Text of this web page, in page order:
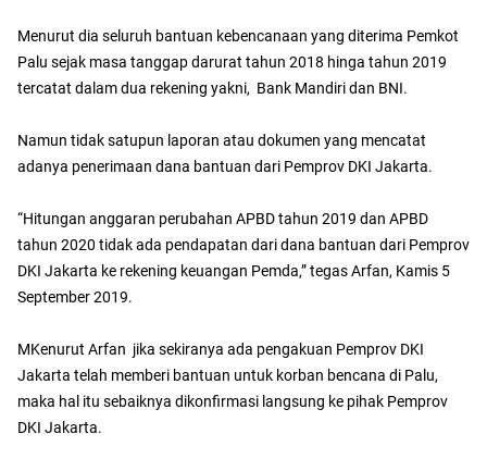
Menurut dia seluruh bantuan kebencanaan yang diterima Pemkot
Palu sejak masa tanggap darurat tahun 2018 hinga tahun 2019
tercatat dalam dua rekening yakni, Bank Mandiri dan BNI.
Namun tidak satupun laporan atau dokumen yang mencatat
adanya penerimaan dana bantuan dari Pemprov DKI Jakarta.
“Hitungan anggaran perubahan APBD tahun 2019 dan APBD
tahun 2020 tidak ada pendapatan dari dana bantuan dari Pemprov
DKI Jakarta ke rekening keuangan Pemda,” tegas Arfan, Kamis 5
September 2019.
MKenurut Arfan jika sekiranya ada pengakuan Pemprov DKI
Jakarta telah memberi bantuan untuk korban bencana di Palu,
maka hal itu sebaiknya dikonfirmasi langsung ke pihak Pemprov
DKI Jakarta.